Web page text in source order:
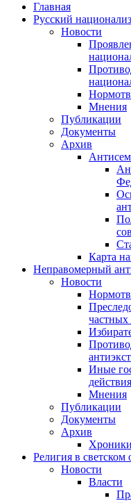
Главная
Русский
Новости
Мнения
Публикации
Документы
Архив
Карта
Неправомерный
Новости
частных
Иные
действия
Мнения
Публикации
Документы
Архив
Религия в светском
Новости
Власти